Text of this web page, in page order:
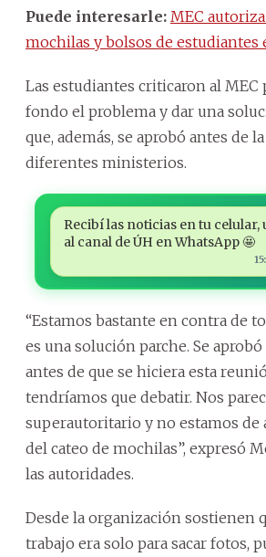
Puede interesarle: MEC
mochilas y bolsos de estudiantes
Las estudiantes criticaron al MEC
fondo el problema y dar una
que, además, se aprobó antes de
diferentes ministerios.
Recibí las noticias en tu celular,
al canal de ÚH en WhatsApp 🤩
“Estamos bastante en contra de
es una solución parche. Se
antes de que se hiciera esta
tendríamos que debatir. Nos
superautoritario y no estamos de
del cateo de mochilas”, expresó
las autoridades.
Desde la organización sostienen
trabajo era solo para sacar fotos,